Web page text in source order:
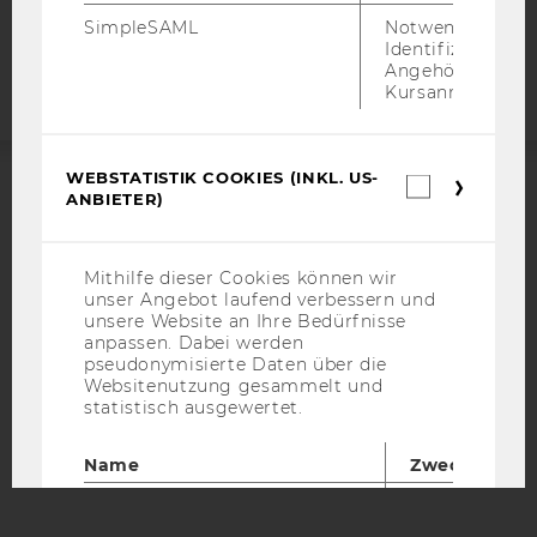
ACCREDITED BY:
AMBA
SimpleSAML
Notwendig zur
Identifizierung
Angehörige/r für
Kursanmeldung.
WEBSTATISTIK COOKIES (INKL. US-
ANBIETER)
Mithilfe dieser Cookies können wir
unser Angebot laufend verbessern und
unsere Website an Ihre Bedürfnisse
anpassen. Dabei werden
pseudonymisierte Daten über die
Websitenutzung gesammelt und
statistisch ausgewertet.
Name
Zweck